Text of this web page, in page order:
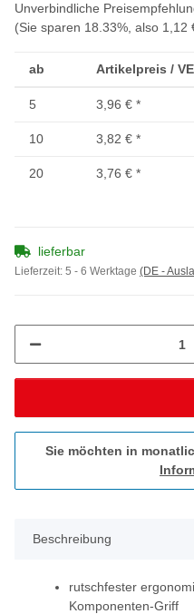
Unverbindliche
(Sie sparen 18.33% , also 1,12
ab Artikelpreis /
5 3,96 € *
10 3,82 € *
20 3,76 € *
lieferbar
Lieferzeit: 5 - 6 Werktage (DE -
Sie möchten in
Beschreibung
rutschfester
Komponenten-Griff